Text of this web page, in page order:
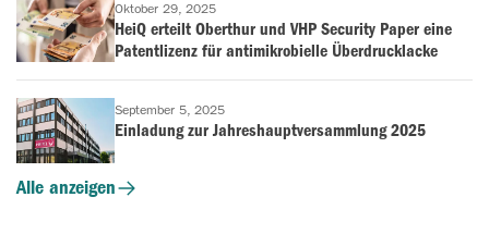
Oktober 29, 2025
HeiQ erteilt Oberthur und VHP Security Paper eine
Patentlizenz für antimikrobielle Überdrucklacke
September 5, 2025
Einladung zur Jahreshauptversammlung 2025
Alle anzeigen